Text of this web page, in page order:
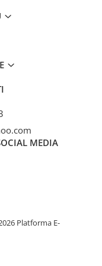
MEDIA
Platforma E-